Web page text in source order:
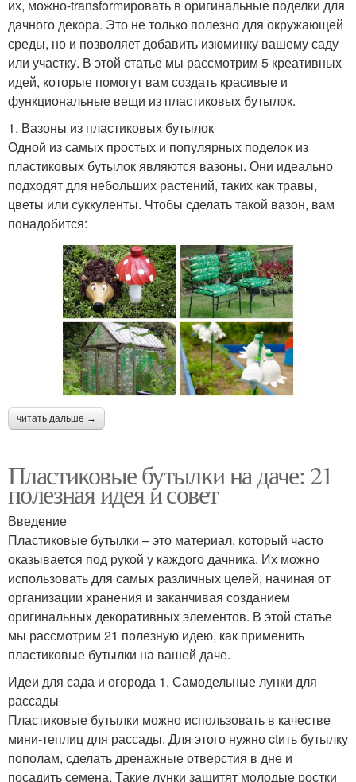
их, можно-transformировать в оригинальные поделки для
дачного декора. Это не только полезно для окружающей
среды, но и позволяет добавить изюминку вашему саду
или участку. В этой статье мы рассмотрим 5 креативных
идей, которые помогут вам создать красивые и
функциональные вещи из пластиковых бутылок.
1. Вазоны из пластиковых бутылок
Одной из самых простых и популярных поделок из
пластиковых бутылок являются вазоны. Они идеально
подходят для небольших растений, таких как травы,
цветы или суккуленты. Чтобы сделать такой вазон, вам
понадобится:
читать дальше →
Пластиковые бутылки на даче: 21
полезная идея и совет
Введение
Пластиковые бутылки – это материал, который часто
оказывается под рукой у каждого дачника. Их можно
использовать для самых различных целей, начиная от
организации хранения и заканчивая созданием
оригинальных декоративных элементов. В этой статье
мы рассмотрим 21 полезную идею, как применить
пластиковые бутылки на вашей даче.
Идеи для сада и огорода 1. Самодельные лунки для
рассады
Пластиковые бутылки можно использовать в качестве
мини-теплиц для рассады. Для этого нужно ctить бутылку
пополам, сделать дренажные отверстия в дне и
посадить семена. Такие лунки защитят молодые ростки